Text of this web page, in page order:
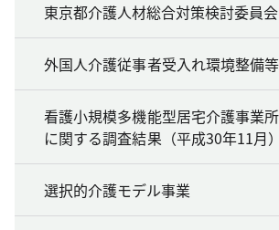
東京都介護人材総合対策検討委員会
外国人介護従事者受入れ環境整備
看護小規模多機能型居宅介護事業
に関する調査結果（平成30年11月）
選択的介護モデル事業